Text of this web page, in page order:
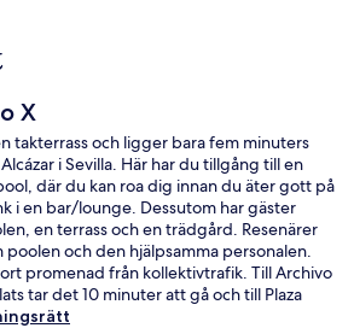
X
takterrass och ligger bara fem minuters
i Sevilla. Här har du tillgång till en
där du kan roa dig innan du äter gott på
i en bar/lounge. Dessutom har gäster
en terrass och en trädgård. Resenärer
poolen och den hjälpsamma personalen.
promenad från kollektivtrafik. Till Archivo
tar det 10 minuter att gå och till Plaza
det 10 minuter.